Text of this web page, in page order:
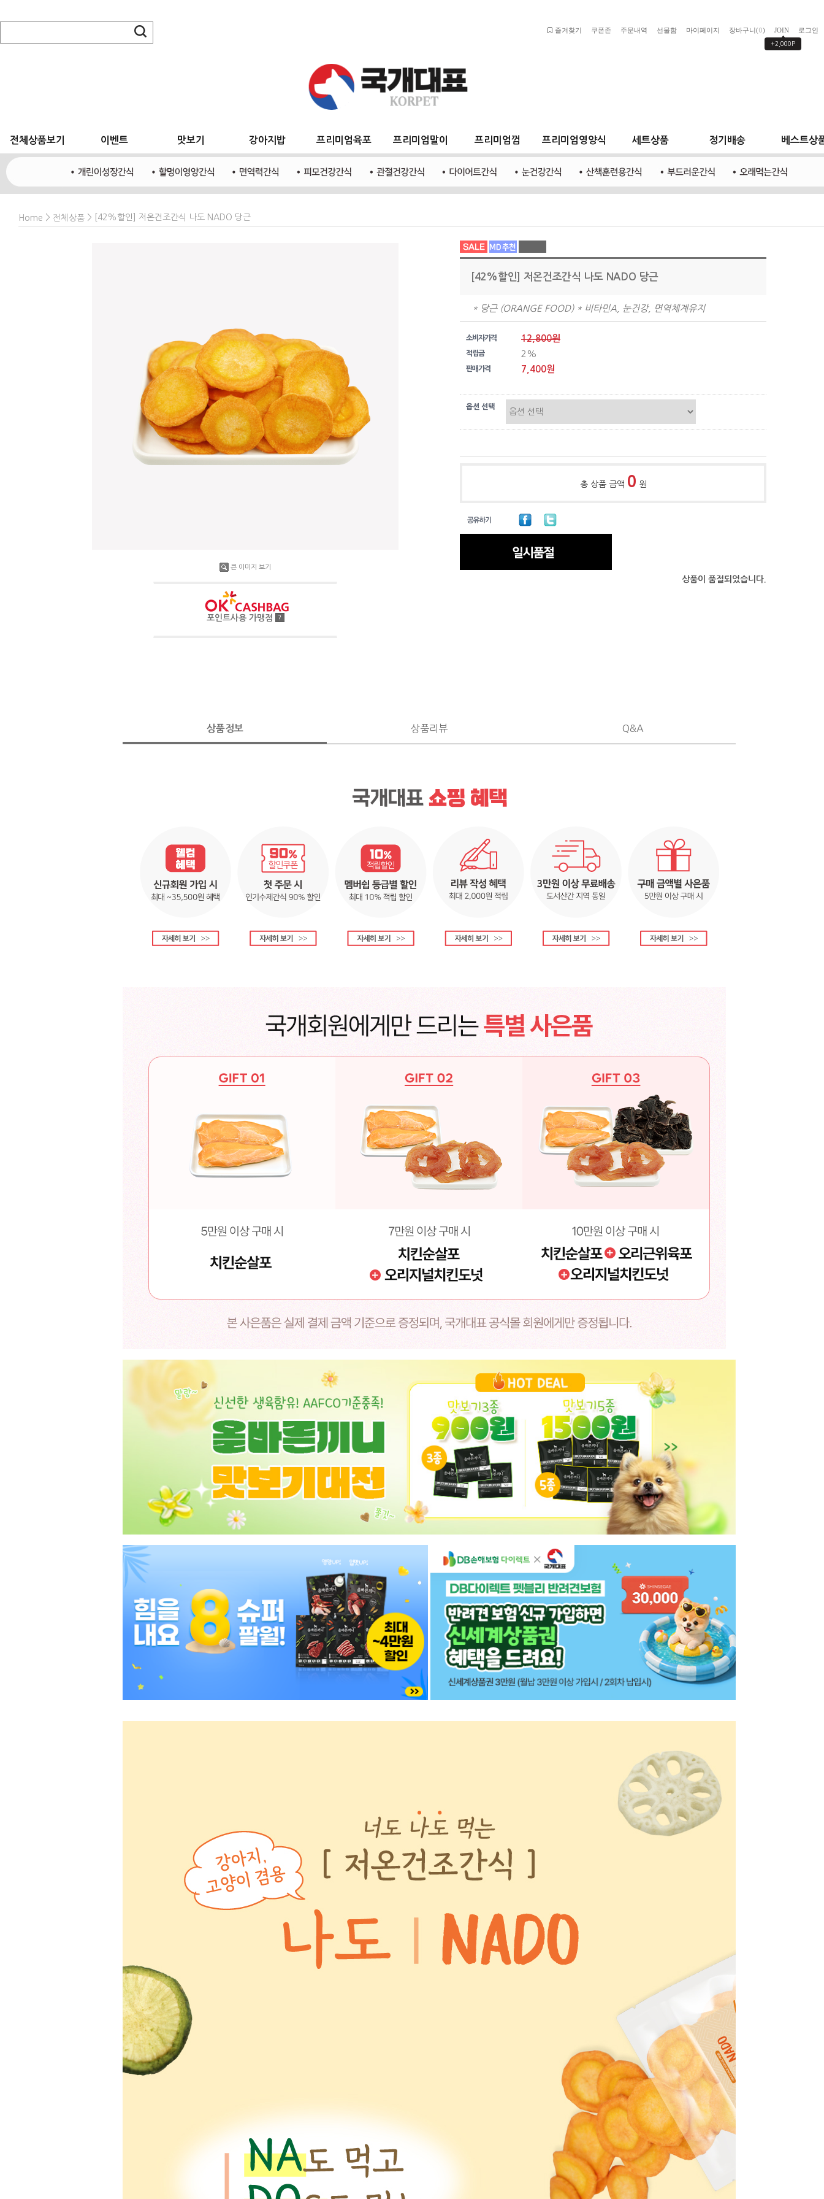
로그인
JOIN
+2,000P
장바구니(0)
마이페이지
선물함
주문내역
쿠폰존
즐겨찾기
전체상품보기 이벤트 맛보기 강아지밥 프리미엄육포 프리미엄말이 프리미엄껌 프리미엄영양식 세트상품 정기배송 베스트상
Home > 전체상품 > [42%할인] 저온건조간식 나도 NADO 당근
큰 이미지 보기
포인트사용 가맹점 ?
[42%할인] 저온건조간식 나도 NADO 당근
* 당근 (ORANGE FOOD) * 비타민A, 눈건강, 면역체계유지
소비자가격 12,800원
적립금 2%
판매가격 7,400원
옵션 선택
총 상품 금액 0 원
상품이 품절되었습니다.
상품정보 상품리뷰 Q&A